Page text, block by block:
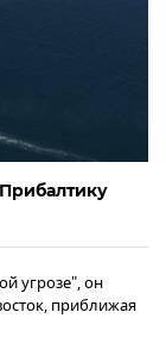
угрозе", он
приближая